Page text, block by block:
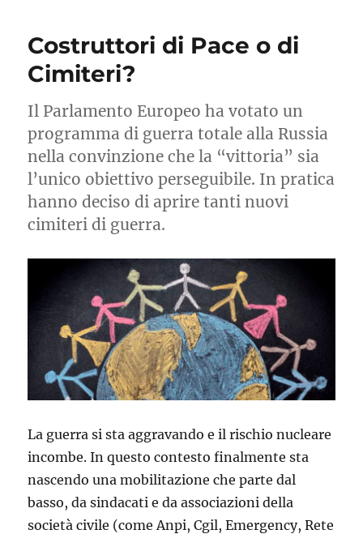
Costruttori di Pace o di
Cimiteri?
Il Parlamento Europeo ha votato un
programma di guerra totale alla Russia
nella convinzione che la “vittoria” sia
l’unico obiettivo perseguibile. In pratica
hanno deciso di aprire tanti nuovi
cimiteri di guerra.
La guerra si sta aggravando e il rischio nucleare
incombe. In questo contesto finalmente sta
nascendo una mobilitazione che parte dal
basso, da sindacati e da associazioni della
società civile (come Anpi, Cgil, Emergency, Rete